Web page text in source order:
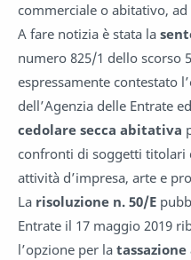
commerciale o abitativo, ad
A fare notizia è stata la
numero 825/1 dello scorso
espressamente contestato
dell’Agenzia delle Entrate
cedolare secca abitativa
confronti di soggetti titolari
attività d’impresa, arte e
La risoluzione n. 50/E
Entrate il 17 maggio 2019
l’opzione per la tassazione